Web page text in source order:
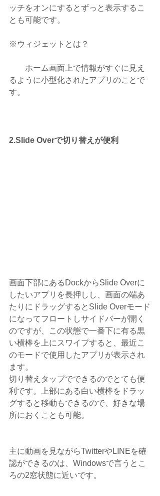
ッチをオンにするとずっと表示するこ
とも可能です。
※ウィジェットとは？
ホーム画面上で情報がすぐに見え
るように小型化されたアプリのことで
す。
2.Slide Overで切り替えが便利
画面下部にあるDockからSlide Overに
したいアプリを長押しし、画面の端あ
たりにドラッグするとSlide Overモード
になってフロートしサイドバーが開く
のですが、この状態で一番下に有る黒
い横棒を上にスワイプすると、最近こ
のモードで使用したアプリが表示され
ます。
切り替えタップでできるのでとても便
利です。上部にある白い横棒をドラッ
グすると移動もできるので、好きな場
所におくことも可能。
主に動画を見ながらTwitterやLINEを確
認ができるのは、Windowsで言うとこ
ろの2窓状態に近いです。